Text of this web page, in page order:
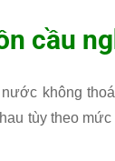
cầu
không
tùy theo